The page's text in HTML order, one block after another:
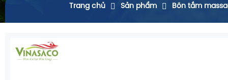
Trang chủ Sản phẩm Bồn tắm